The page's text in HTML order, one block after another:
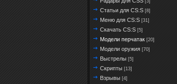
[3]
Статьи для CS:S [8]
Меню для CS:S [31]
Скачать CS:S [5]
Модели перчатак [20]
Модели оружия [70]
Выстрелы [5]
Скрипты [13]
Взрывы [4]